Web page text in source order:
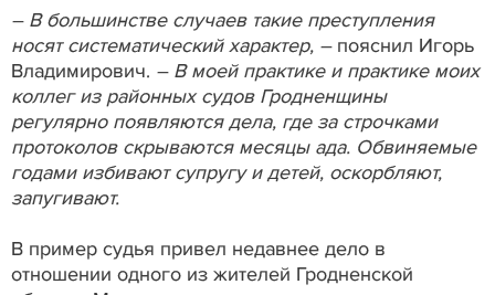
– В большинстве случаев такие преступления
носят систематический характер, –пояснил Игорь
Владимирович. – В моей практике и практике моих
коллег из районных судов Гродненщины
регулярно появляются дела, где за строчками
протоколов скрываются месяцы ада. Обвиняемые
годами избивают супругу и детей, оскорбляют,
запугивают.
В пример судья привел недавнее дело в
отношении одного из жителей Гродненской